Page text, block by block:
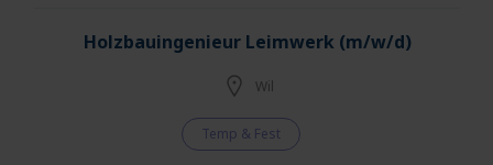
Holzbauingenieur Leimwerk (m/w/d)
Wil
Temp & Fest